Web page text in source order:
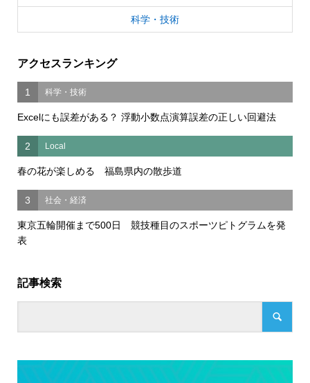
科学・技術
アクセスランキング
1 科学・技術
Excelにも誤差がある？ 浮動小数点演算誤差の正しい回避法
2 Local
春の花が楽しめる 福島県内の散歩道
3 社会・経済
東京五輪開催まで500日 競技種目のスポーツピトグラムを発
表
記事検索